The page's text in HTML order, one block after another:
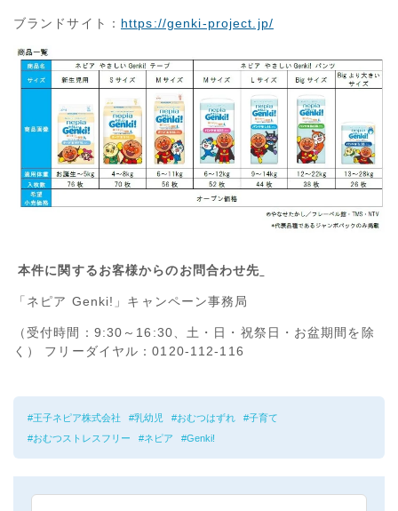
ブランドサイト： https://genki-project.jp/
本件に関するお客様からのお問合わせ先
「ネピア Genki!」キャンペーン事務局
（受付時間：9:30～16:30、土・日・祝祭日・お盆期間を除
く） フリーダイヤル：0120-112-116
王子ネピア株式会社 乳幼児 おむつはずれ
子育て
おむつストレスフリー
ネピア Genki!